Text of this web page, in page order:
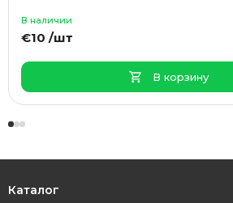
В наличии
€10 /шт
В корзину
Каталог